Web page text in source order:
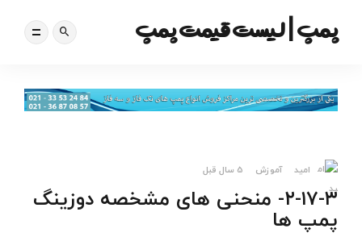
پمپ | لیست قیمت پمپ
امید آموزش 5 سال قبل
۲-۱۷-۳- منحنی های مشخصه دوزینگ
پمپ ها